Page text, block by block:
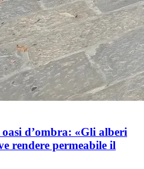
d’ombra: «Gli alberi
rendere permeabile il